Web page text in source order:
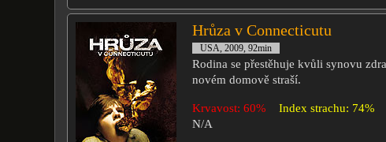
Hrůza v Connecticutu
USA, 2009, 92min
Rodina se přestěhuje kvůli synovu
novém domově straší.
Krvavost: 60% Index strachu: 74%
N/A